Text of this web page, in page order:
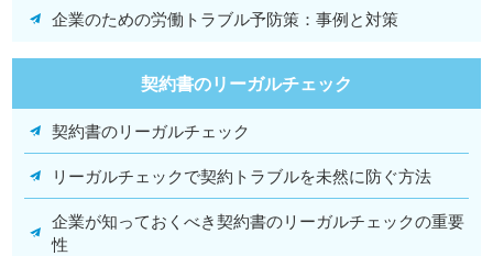
企業のための労働トラブル予防策：事例と対策
契約書のリーガルチェック
契約書のリーガルチェック
リーガルチェックで契約トラブルを未然に防ぐ方法
企業が知っておくべき契約書のリーガルチェックの重要
性